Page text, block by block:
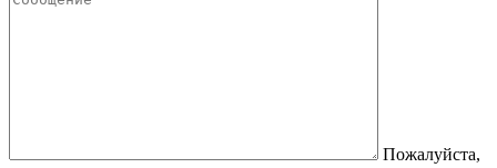
Пожалуйста,